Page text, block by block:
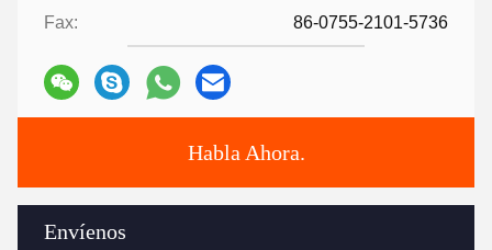
Fax: 86-0755-2101-5736
Habla Ahora.
Envíenos